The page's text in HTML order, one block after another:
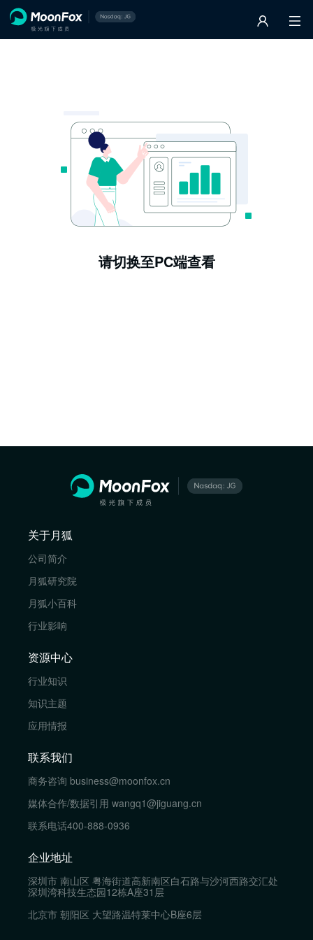
请切换至PC端查看
关于月狐
公司简介
月狐研究院
月狐小百科
行业影响
资源中心
行业知识
知识主题
应用情报
联系我们
商务咨询 business@moonfox.cn
媒体合作/数据引用 wangq1@jiguang.cn
联系电话400-888-0936
企业地址
深圳市 南山区 粤海街道高新南区白石路与沙河西路交汇处
深圳湾科技生态园12栋A座31层
北京市 朝阳区 大望路温特莱中心B座6层